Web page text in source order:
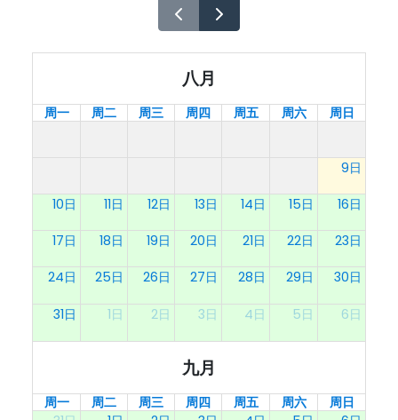
八月
周一 周二 周三 周四 周五 周六 周日
9日
10日 11日 12日 13日 14日 15日 16日
17日 18日 19日 20日 21日 22日 23日
24日 25日 26日 27日 28日 29日 30日
31日 1日 2日 3日 4日 5日 6日
九月
周一 周二 周三 周四 周五 周六
周日